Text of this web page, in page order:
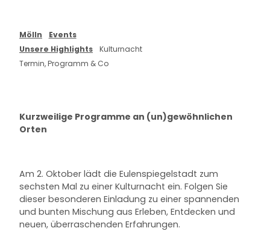
Mölln
Events
Unsere Highlights
Kulturnacht
Termin, Programm & Co
Kurzweilige Programme an (un)gewöhnlichen
Orten
Am 2. Oktober lädt die Eulenspiegelstadt zum
sechsten Mal zu einer Kulturnacht ein. Folgen Sie
dieser besonderen Einladung zu einer spannenden
und bunten Mischung aus Erleben, Entdecken und
neuen, überraschenden Erfahrungen.